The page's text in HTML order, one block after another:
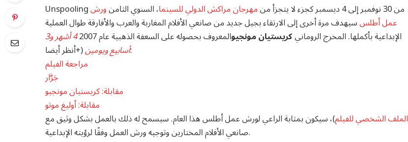
Unspooling من 30 نوفمبر إلى 4 ديسمبر كجزء لا يتجزأ من
مهرجان مراكش الدولي للسينما، السنوي الثامنورش
عمل أطلسسيهدف مرة أخرى إلى الارتقاء بجيل جديد من صانعي الأفلام المغاربة والعرب والأفارقة طوال العملية
الإبداعية بأكملها. المخرج الرومانيكريستيان مونجيوالمعروف بحصوله على السعفة الذهبية عام 2007
4 أشهر و3
أسابيع ويومين(
+
أنظر أيضا:
مراجعة الفيلم
جَرَّار
مقابلة: كريستيان مونجيو
مقابلة: أوليغ موتو
الملف الشخصي للفيلم)، سيكون بمثابة الراعي لورش عمل أطلس هذا العام. سيسمح له ذلك بالعمل بشكل وثيق مع
صانعي الأفلام المختارين وتوجيه ورش العمل وفقًا لرؤيته الإبداعية.